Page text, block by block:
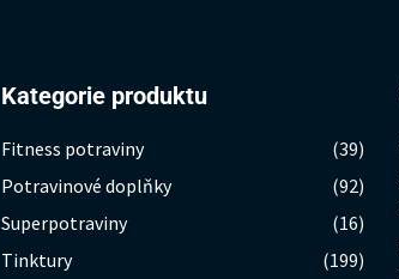
Kategorie produktu
Fitness potraviny
(39)
Potravinové doplňky
(92)
Superpotraviny
(16)
Tinktury
(199)